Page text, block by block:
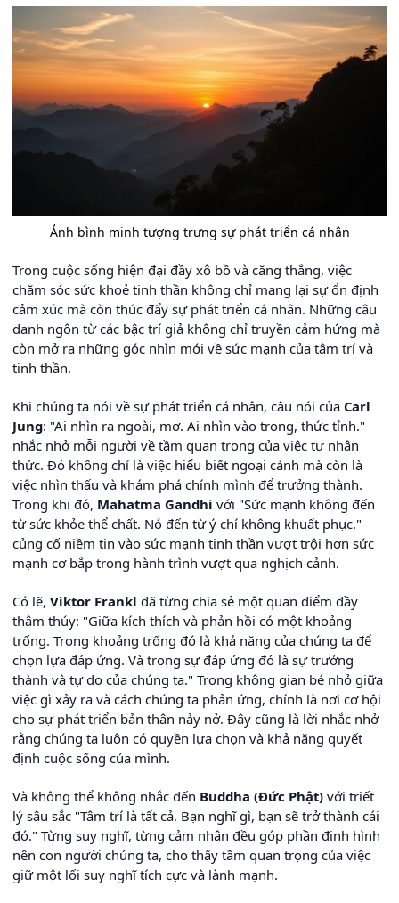
Ảnh bình minh tượng trưng sự phát triển cá nhân
Trong cuộc sống hiện đại đầy xô bồ và căng thẳng, việc
chăm sóc sức khoẻ tinh thần không chỉ mang lại sự ổn định
cảm xúc mà còn thúc đẩy sự phát triển cá nhân. Những câu
danh ngôn từ các bậc trí giả không chỉ truyền cảm hứng mà
còn mở ra những góc nhìn mới về sức mạnh của tâm trí và
tinh thần.
Khi chúng ta nói về sự phát triển cá nhân, câu nói của Carl
Jung: "Ai nhìn ra ngoài, mơ. Ai nhìn vào trong, thức tỉnh."
nhắc nhở mỗi người về tầm quan trọng của việc tự nhận
thức. Đó không chỉ là việc hiểu biết ngoại cảnh mà còn là
việc nhìn thấu và khám phá chính mình để trưởng thành.
Trong khi đó, Mahatma Gandhi với "Sức mạnh không đến
từ sức khỏe thể chất. Nó đến từ ý chí không khuất phục."
củng cố niềm tin vào sức mạnh tinh thần vượt trội hơn sức
mạnh cơ bắp trong hành trình vượt qua nghịch cảnh.
Có lẽ, Viktor Frankl đã từng chia sẻ một quan điểm đầy
thâm thúy: "Giữa kích thích và phản hồi có một khoảng
trống. Trong khoảng trống đó là khả năng của chúng ta để
chọn lựa đáp ứng. Và trong sự đáp ứng đó là sự trưởng
thành và tự do của chúng ta." Trong không gian bé nhỏ giữa
việc gì xảy ra và cách chúng ta phản ứng, chính là nơi cơ hội
cho sự phát triển bản thân nảy nở. Đây cũng là lời nhắc nhở
rằng chúng ta luôn có quyền lựa chọn và khả năng quyết
định cuộc sống của mình.
Và không thể không nhắc đến Buddha (Đức Phật) với triết
lý sâu sắc "Tâm trí là tất cả. Bạn nghĩ gì, bạn sẽ trở thành cái
đó." Từng suy nghĩ, từng cảm nhận đều góp phần định hình
nên con người chúng ta, cho thấy tầm quan trọng của việc
giữ một lối suy nghĩ tích cực và lành mạnh.